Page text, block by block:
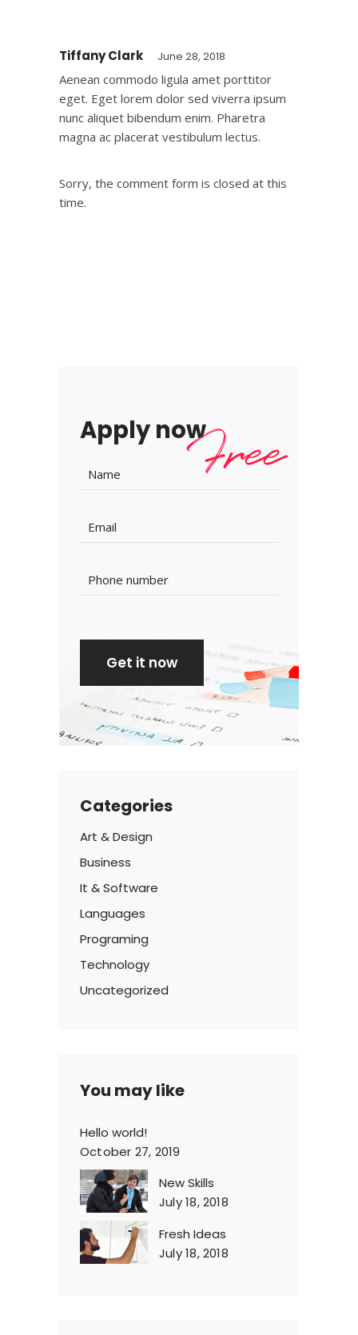
Tiffany Clark June 28, 2018
Aenean commodo ligula amet porttitor
eget. Eget lorem dolor sed viverra ipsum
nunc aliquet bibendum enim. Pharetra
magna ac placerat vestibulum lectus.
Sorry, the comment form is closed at this
time.
Apply nowFree
Categories
Art & Design
Business
It & Software
Languages
Programing
Technology
Uncategorized
You may like
Hello world!
October 27, 2019
New Skills
July 18, 2018
Fresh Ideas
July 18, 2018